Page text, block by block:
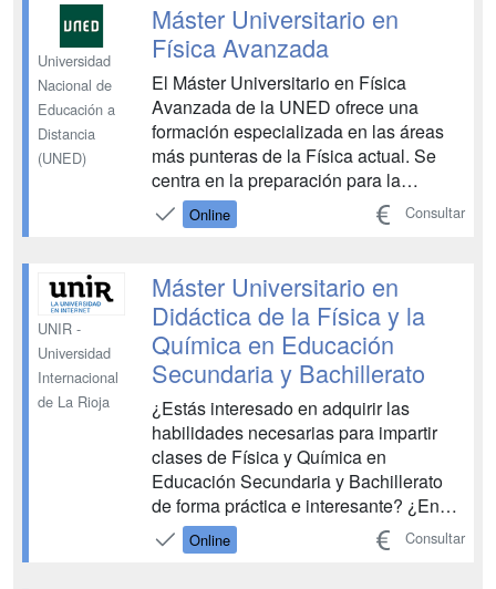
Universidad
Nacional de
Educación a
Distancia
(UNED)
Máster Universitario en
Física Avanzada
El Máster Universitario en Física
Avanzada de la UNED ofrece una
formación especializada en las áreas
más punteras de la Física actual. Se
centra en la preparación para la
investigación, tanto en el ámbito
académico como en el industrial,
conceptos fundamentales y técnicas
avanzadas....
Online Consultar
UNIR -
Universidad
Internacional
de La Rioja
Máster Universitario en
Didáctica de la Física y la
Química en Educación
Secundaria y Bachillerato
¿Estás interesado en adquirir las
habilidades necesarias para impartir
clases de Física y Química en
Educación Secundaria y Bachillerato
de forma práctica e interesante? ¿En
fomentar la curiosidad, el interés y el
pensamiento crítico de tus alumnos?
Online Consultar